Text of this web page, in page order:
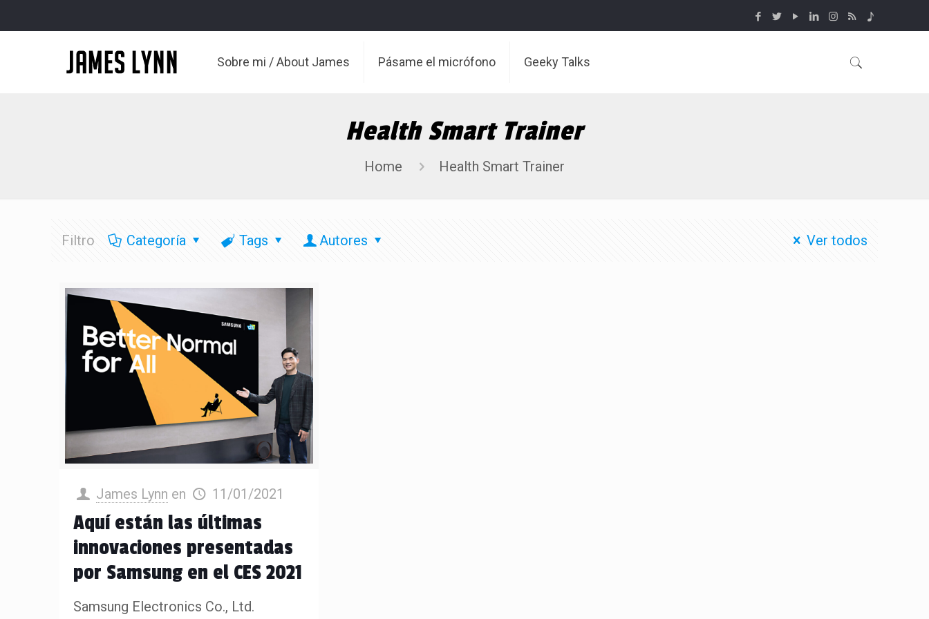
Sobre mi / About James Pásame el micrófono Geeky Talks
Health Smart Trainer
Home Health Smart Trainer
Filtro Categoría Tags Autores Ver todos
James Lynn en 11/01/2021
Aquí están las últimas
innovaciones presentadas
por Samsung en el CES 2021
Samsung Electronics Co., Ltd.